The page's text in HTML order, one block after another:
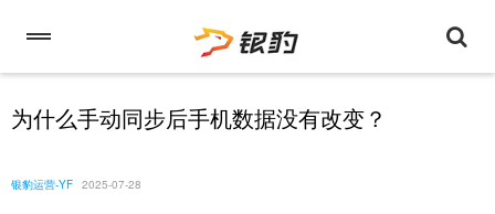
为什么手动同步后手机数据没有改变？
银豹运营-YF 2025-07-28